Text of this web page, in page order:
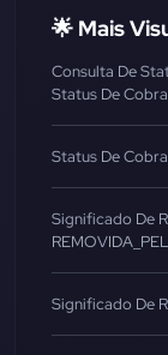
🌟 Mais
Consulta De
Status De
Status De
Significado De
Significado De